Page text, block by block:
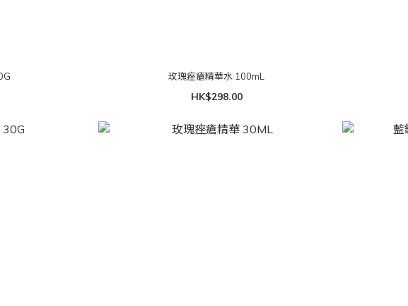
玫瑰痤瘡精華水 100mL
HK$298.00